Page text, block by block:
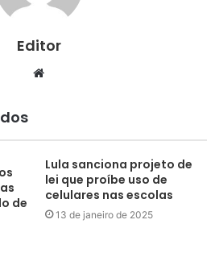
Editor
Website
de
Lula sanciona projeto de
lei que proíbe uso de
celulares nas escolas
13 de janeiro de 2025